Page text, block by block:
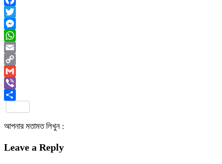
Facebook
Twitter
Messenger
WhatsApp
Email
Copy
Link
Gmail
Viber
আপনার মতামত লিখুন :
Leave a Reply